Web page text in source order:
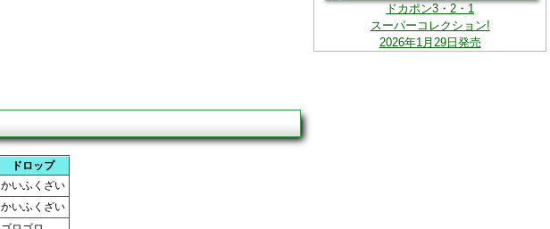
ドロップ
かいふくざい
かいふくざい
ドカポン3・2・1
スーパーコレクション!
2026年1月29日発売